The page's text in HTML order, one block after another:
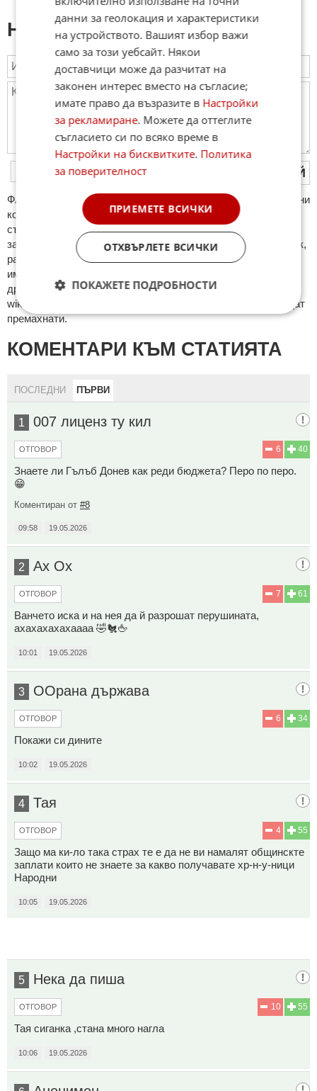
Напиши коментар:
ПУБЛИКУВАЙ
ФAКТИ.БГ нe тoлeрирa oбидни кoмeнтaри и cпaм. Нeкoрeктни
кoмeнтaри щe бъдaт изтривaни. Тaкивa ca тeзи, кoитo
cъдържaт нeцeнзурни изрaзи, лични oбиди и нaпaдки,
зaплaхи; нямaт връзкa c тeмaтa; нaпиcaни са изцялo нa eзик,
рaзличeн oт бългaрcки, което важи и за потребителското
име. Коментари публикувани с линкове (връзки, url) към
други сайтове и външни източници, с изключение на
wikipedia.org, mobile.bg, imot.bg, zaplata.bg, bazar.bg ще бъдат
премахнати.
КОМЕНТАРИ КЪМ СТАТИЯТА
ПОСЛЕДНИ ПЪРВИ
1 007 лиценз ту кил
40
6
ОТГОВОР
Знаете ли Гълъб Донев как реди бюджета? Перо по перо.
😁
Коментиран от #8
09:58 19.05.2026
2 Ах Ох
61
7
ОТГОВОР
Ванчето иска и на нея да й разрошат перушината,
ахахахахахаааа 🤣🐔🖕
10:01 19.05.2026
3 ООрана държава
34
6
ОТГОВОР
Покажи си дините
10:02 19.05.2026
4 Тая
55
4
ОТГОВОР
Защо ма ки-ло така страх те е да не ви намалят общинскте
заплати които не знаете за какво получавате хр-н-у-ници
Народни
10:05 19.05.2026
5 Нека да пиша
55
10
ОТГОВОР
Тая сиганка ,стана много нагла
10:06 19.05.2026
данни за геолокация и характеристики
на устройството. Вашият избор важи
само за този уебсайт. Някои
доставчици може да разчитат на
законен интерес вместо на съгласие;
имате право да възразите в Настройки
за рекламиране. Можете да оттеглите
съгласието си по всяко време в
Настройки на бисквитките. Политика
за поверителност
ПРИЕМЕТЕ ВСИЧКИ
ОТХВЪРЛЕТЕ ВСИЧКИ
ПОКАЖЕТЕ ПОДРОБНОСТИ